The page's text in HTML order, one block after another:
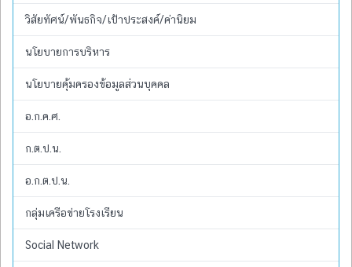
วิสัยทัศน์/พันธกิจ/เป้าประสงค์/ค่านิยม
นโยบายการบริหาร
นโยบายคุ้มครองข้อมูลส่วนบุคคล
อ.ก.ค.ศ.
ก.ต.ป.น.
อ.ก.ต.ป.น.
กลุ่มเครือข่ายโรงเรียน
Social Network